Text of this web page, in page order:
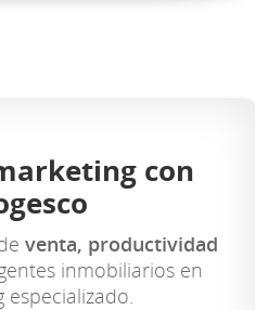
con
venta, productividad
inmobiliarios en
especializado.